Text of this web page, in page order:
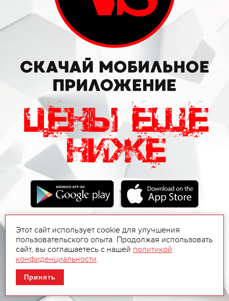
Этот сайт использует cookie для улучшения
пользовательского опыта. Продолжая использовать
сайт, вы соглашаетесь с нашей политикой
конфиденциальности.
Принять